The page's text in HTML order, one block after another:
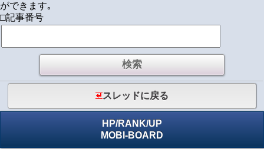
ができます｡
□記事番号
スレッドに戻る
HP/RANK/UP
MOBI-BOARD